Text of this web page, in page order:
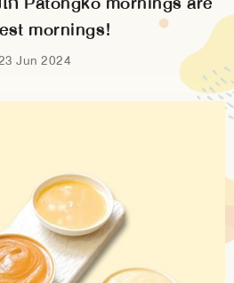
mornings!
Jun 2024